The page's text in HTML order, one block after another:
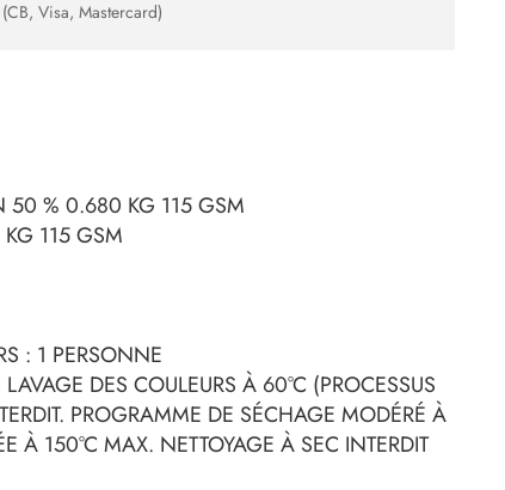
Visa, Mastercard)
50 % 0.680 KG 115 GSM
115 GSM
: 1 PERSONNE
DES COULEURS À 60°C (PROCESSUS
PROGRAMME DE SÉCHAGE MODÉRÉ À
À 150°C MAX. NETTOYAGE À SEC INTERDIT